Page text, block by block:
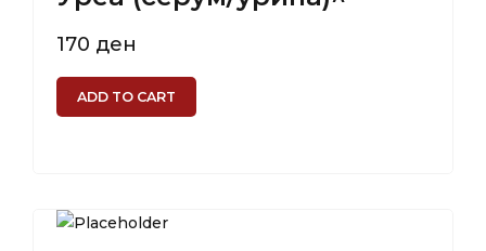
170 ден
ADD TO CART